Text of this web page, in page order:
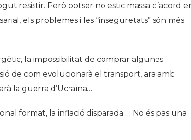
resistir. Però potser no estic massa d’acord
els problemes i les “inseguretats” són més
la impossibilitat de comprar algunes
de com evolucionarà el transport, ara amb
la guerra d’Ucraïna…
format, la inflació disparada … No és pas una